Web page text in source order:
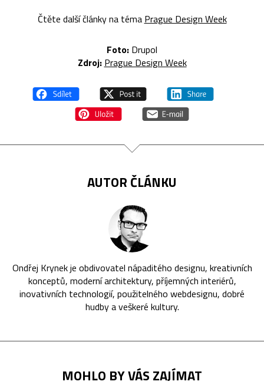
Čtěte další články na téma Prague Design Week
Foto: Drupol
Zdroj: Prague Design Week
AUTOR ČLÁNKU
Ondřej Krynek je obdivovatel nápaditého designu, kreativních
konceptů, moderní architektury, příjemných interiérů,
inovativních technologií, použitelného webdesignu, dobré
hudby a veškeré kultury.
MOHLO BY VÁS ZAJÍMAT